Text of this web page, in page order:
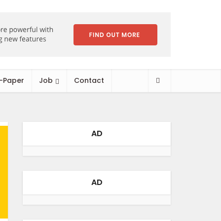
Paper Job Contact
AD
AD